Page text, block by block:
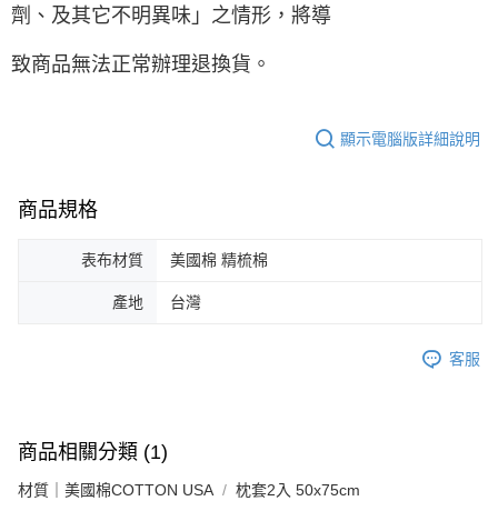
劑、及其它不明異味」之情形，將導
致商品無法正常辦理退換貨。
顯示電腦版詳細說明
商品規格
表布材質 美國棉 精梳棉
產地 台灣
客服
商品相關分類 (1)
材質｜美國棉COTTON USA 枕套2入 50x75cm